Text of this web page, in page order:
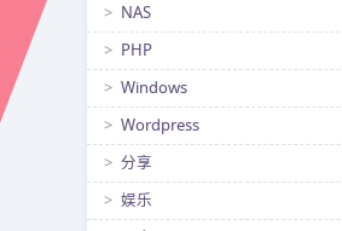
NAS
PHP
Windows
Wordpress
分享
娱乐